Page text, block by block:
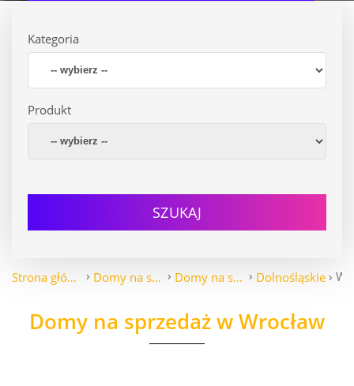
Kategoria
Produkt
SZUKAJ
Strona główna Domy na sprzedaż Domy na sprzedaż Dolnośląskie
Domy na sprzedaż w Wrocław